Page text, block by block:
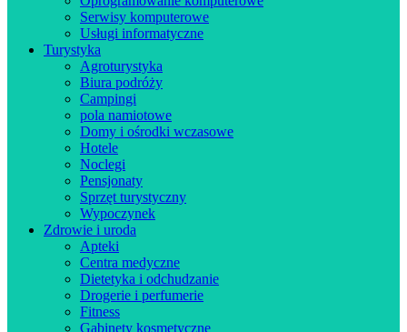
Serwisy komputerowe
Usługi informatyczne
Turystyka
Agroturystyka
Biura podróży
Campingi
pola namiotowe
Domy i ośrodki wczasowe
Hotele
Noclegi
Pensjonaty
Sprzęt turystyczny
Wypoczynek
Zdrowie i uroda
Apteki
Centra medyczne
Dietetyka i odchudzanie
Drogerie i perfumerie
Fitness
Gabinety kosmetyczne